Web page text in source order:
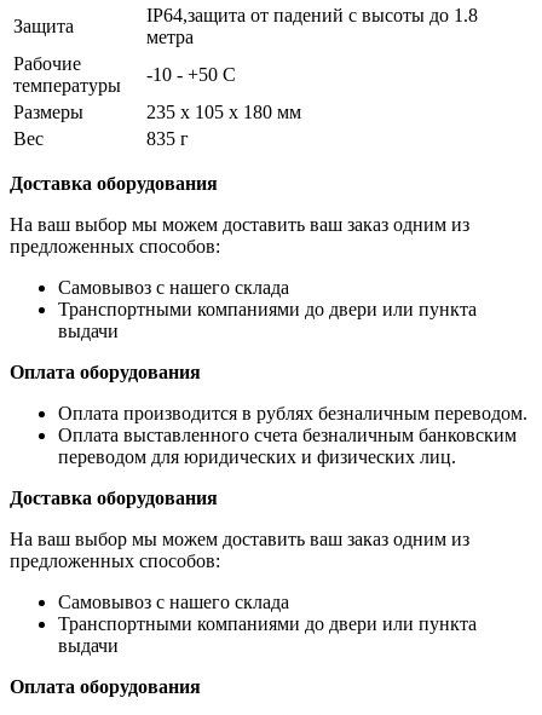
Защита
IP64,защита от падений с высоты до 1.8
метра
Рабочие
температуры
-10 - +50 С
Размеры
235 x 105 x 180 мм
Bec
835 г
Доставка оборудования
На ваш выбор мы можем доставить ваш заказ одним из
предложенных способов:
Самовывоз с нашего склада
Транспортными компаниями до двери или пункта
выдачи
Оплата оборудования
Оплата производится в рублях безналичным переводом.
Оплата выставленного счета безналичным банковским
переводом для юридических и физических лиц.
Доставка оборудования
На ваш выбор мы можем доставить ваш заказ одним из
предложенных способов:
Самовывоз с нашего склада
Транспортными компаниями до двери или пункта
выдачи
Оплата оборудования